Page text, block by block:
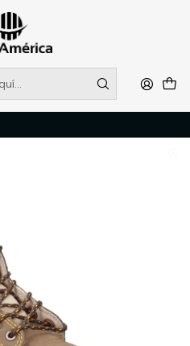
EN TIENDA, DESDE
más
ZAPATOS DE SEGURIDAD
421 SH421BDK T/41